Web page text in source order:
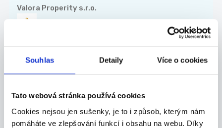
Souhlas Detaily Více o cookies
Tato webová stránka používá cookies
Cookies nejsou jen sušenky, je to i způsob, kterým nám
pomáháte ve zlepšování funkcí i obsahu na webu. Díky
Valora Properity s.r.o.
27.07.2026
kolejových staveb
Co u nás budete dělat? - Řídit realizace sta...
Celá ČR